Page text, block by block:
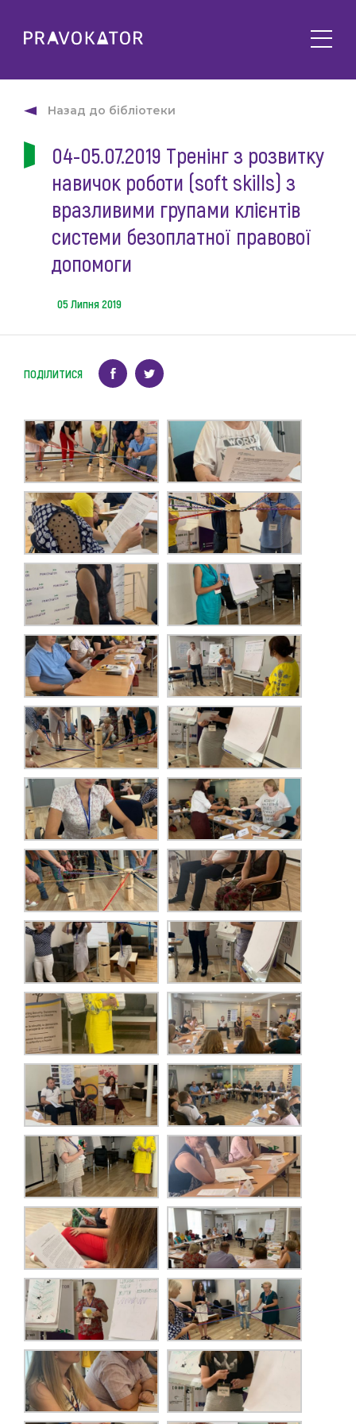
Про клуб
PRAVOKATOR.Київ
PRAVOKATOR.Одеса
Напрямки діяльності
Заходи
Майбутні
Новини
Події
Корисне
Статті
Напрацювання та продукти
Контакти
Назад до бібліотеки
04-05.07.2019 Тренінг з розвитку
навичок роботи (soft skills) з
вразливими групами клієнтів
системи безоплатної правової
допомоги
05 Липня 2019
ПОДІЛИТИСЯ